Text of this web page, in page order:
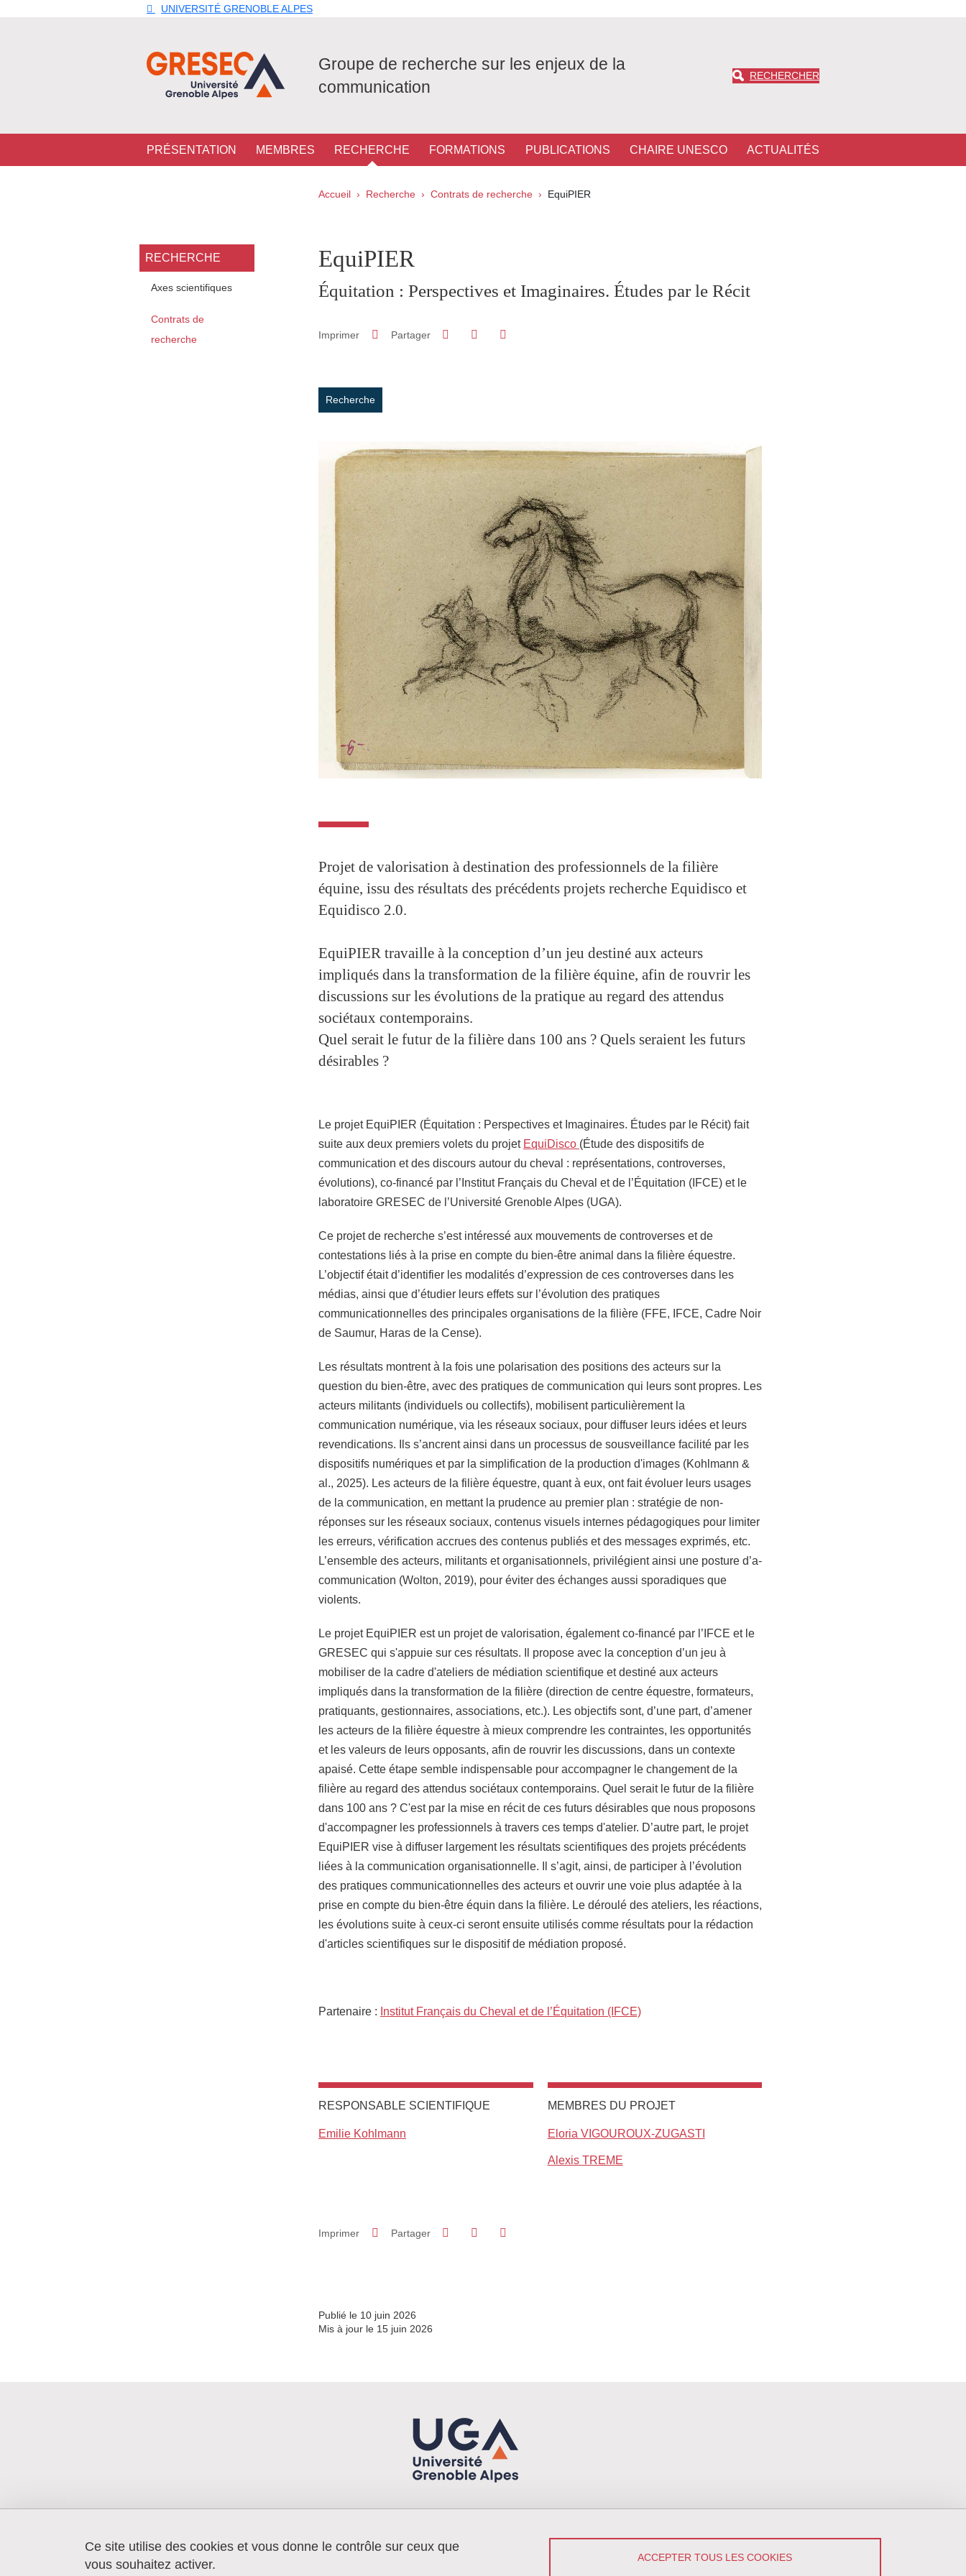
UNIVERSITÉ GRENOBLE ALPES
Groupe de recherche sur les enjeux de la
communication
RECHERCHER
Navigation principale
PRÉSENTATION MEMBRES RECHERCHE FORMATIONS PUBLICATIONS CHAIRE UNESCO ACTUALITÉS
Fil d'Ariane
Accueil Recherche Contrats de recherche EquiPIER
Navigation principale Sidebar
RECHERCHE
Axes scientifiques
Contrats de
recherche
EquiPIER
Équitation : Perspectives et Imaginaires. Études par le Récit
Imprimer Partager Partager sur Facebook
Partager sur LinkedIn
Recherche
Projet de valorisation à destination des professionnels de la filière
équine, issu des résultats des précédents projets recherche Equidisco et
Equidisco 2.0.
EquiPIER travaille à la conception d’un jeu destiné aux acteurs
impliqués dans la transformation de la filière équine, afin de rouvrir les
discussions sur les évolutions de la pratique au regard des attendus
sociétaux contemporains.
Quel serait le futur de la filière dans 100 ans ? Quels seraient les futurs
désirables ?
Le projet EquiPIER (Équitation : Perspectives et Imaginaires. Études par le Récit) fait
suite aux deux premiers volets du projet EquiDisco (Étude des dispositifs de
communication et des discours autour du cheval : représentations, controverses,
évolutions), co-financé par l’Institut Français du Cheval et de l’Équitation (IFCE) et le
laboratoire GRESEC de l’Université Grenoble Alpes (UGA).
Ce projet de recherche s’est intéressé aux mouvements de controverses et de
contestations liés à la prise en compte du bien-être animal dans la filière équestre.
L’objectif était d’identifier les modalités d’expression de ces controverses dans les
médias, ainsi que d’étudier leurs effets sur l’évolution des pratiques
communicationnelles des principales organisations de la filière (FFE, IFCE, Cadre Noir
de Saumur, Haras de la Cense).
Les résultats montrent à la fois une polarisation des positions des acteurs sur la
question du bien-être, avec des pratiques de communication qui leurs sont propres. Les
acteurs militants (individuels ou collectifs), mobilisent particulièrement la
communication numérique, via les réseaux sociaux, pour diffuser leurs idées et leurs
revendications. Ils s’ancrent ainsi dans un processus de sousveillance facilité par les
dispositifs numériques et par la simplification de la production d'images (Kohlmann &
al., 2025). Les acteurs de la filière équestre, quant à eux, ont fait évoluer leurs usages
de la communication, en mettant la prudence au premier plan : stratégie de non-
réponses sur les réseaux sociaux, contenus visuels internes pédagogiques pour limiter
les erreurs, vérification accrues des contenus publiés et des messages exprimés, etc.
L’ensemble des acteurs, militants et organisationnels, privilégient ainsi une posture d’a-
communication (Wolton, 2019), pour éviter des échanges aussi sporadiques que
violents.
Le projet EquiPIER est un projet de valorisation, également co-financé par l’IFCE et le
GRESEC qui s'appuie sur ces résultats. Il propose avec la conception d’un jeu à
mobiliser de la cadre d'ateliers de médiation scientifique et destiné aux acteurs
impliqués dans la transformation de la filière (direction de centre équestre, formateurs,
pratiquants, gestionnaires, associations, etc.). Les objectifs sont, d’une part, d’amener
les acteurs de la filière équestre à mieux comprendre les contraintes, les opportunités
et les valeurs de leurs opposants, afin de rouvrir les discussions, dans un contexte
apaisé. Cette étape semble indispensable pour accompagner le changement de la
filière au regard des attendus sociétaux contemporains. Quel serait le futur de la filière
dans 100 ans ? C'est par la mise en récit de ces futurs désirables que nous proposons
d'accompagner les professionnels à travers ces temps d'atelier. D’autre part, le projet
EquiPIER vise à diffuser largement les résultats scientifiques des projets précédents
liées à la communication organisationnelle. Il s’agit, ainsi, de participer à l’évolution
des pratiques communicationnelles des acteurs et ouvrir une voie plus adaptée à la
prise en compte du bien-être équin dans la filière. Le déroulé des ateliers, les réactions,
les évolutions suite à ceux-ci seront ensuite utilisés comme résultats pour la rédaction
d'articles scientifiques sur le dispositif de médiation proposé.
Partenaire : Institut Français du Cheval et de l’Équitation (IFCE)
RESPONSABLE SCIENTIFIQUE
Emilie Kohlmann
MEMBRES DU PROJET
Eloria VIGOUROUX-ZUGASTI
Alexis TREME
Imprimer Partager Partager sur Facebook
Partager sur LinkedIn
Publié le 10 juin 2026
Mis à jour le 15 juin 2026
Laboratoire Gresec
Institut de la communication et des
Menu footer
Contact
Ce site utilise des cookies et vous donne le contrôle sur ceux que
vous souhaitez activer.
ACCEPTER TOUS LES COOKIES